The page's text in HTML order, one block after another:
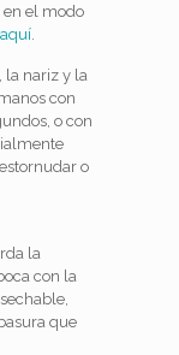
en el modo
.
la nariz y la
con
o con
o
la
con la
que